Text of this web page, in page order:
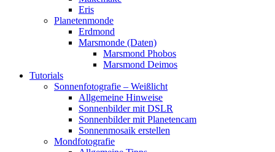
Eris
Planetenmonde
Erdmond
Marsmonde (Daten)
Marsmond Phobos
Marsmond Deimos
Tutorials
Sonnenfotografie – Weißlicht
Allgemeine Hinweise
Sonnenbilder mit DSLR
Sonnenbilder mit Planetencam
Sonnenmosaik erstellen
Mondfotografie